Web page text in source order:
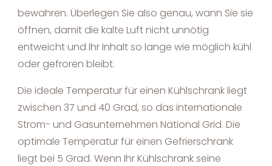
bewahren. Überlegen Sie also genau, wann Sie sie
öffnen, damit die kalte Luft nicht unnötig
entweicht und Ihr Inhalt so lange wie möglich kühl
oder gefroren bleibt.
Die ideale Temperatur für einen Kühlschrank liegt
zwischen 37 und 40 Grad, so das internationale
Strom- und Gasunternehmen National Grid. Die
optimale Temperatur für einen Gefrierschrank
liegt bei 5 Grad. Wenn Ihr Kühlschrank seine